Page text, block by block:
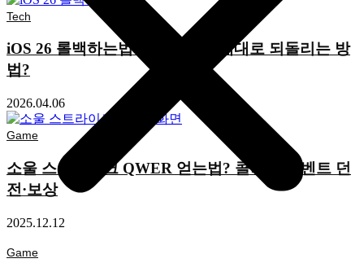
Tech
iOS 26 롤백하는법 업데이트 원래대로 되돌리는 방
법?
2026.04.06
Game
소울 스트라이크 QWER 얻는법? 콜라보 이벤트 던
전·보상
2025.12.12
Game